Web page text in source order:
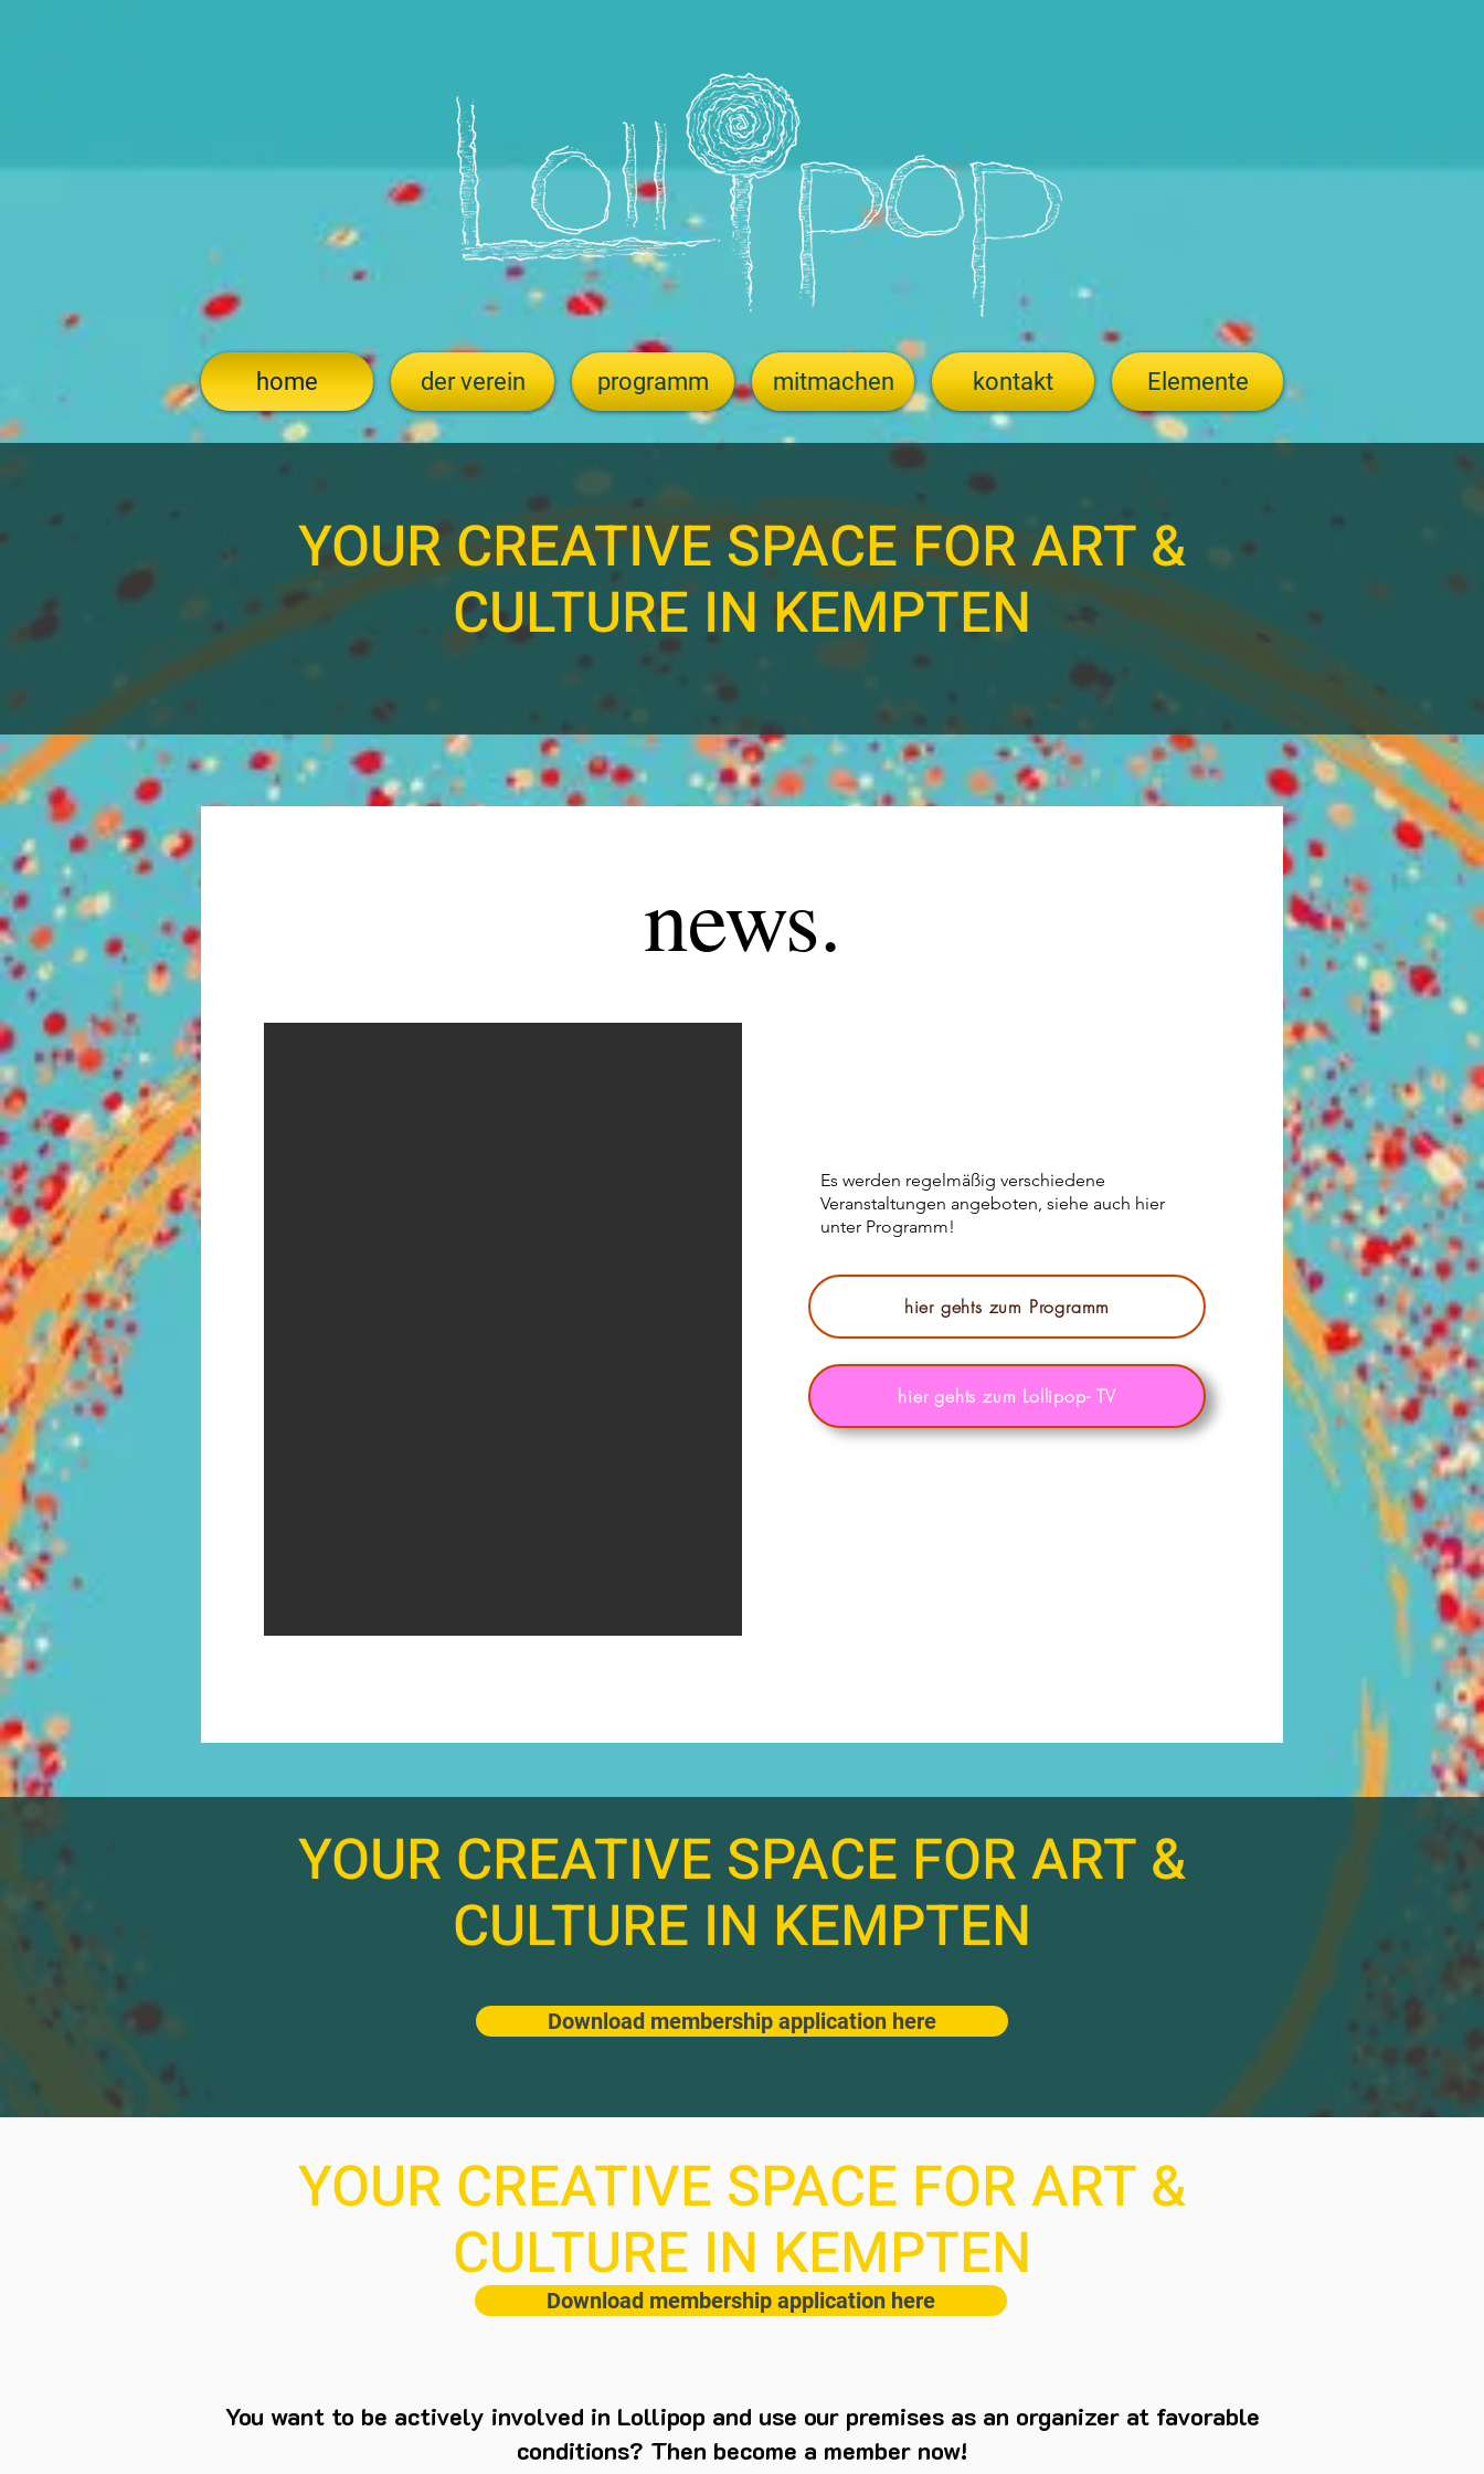
home der verein programm mitmachen kontakt Elemente
YOUR CREATIVE SPACE FOR ART &
CULTURE IN KEMPTEN
news.
Es werden regelmäßig verschiedene
Veranstaltungen angeboten, siehe auch hier
unter Programm!
hier gehts zum Programm
hier gehts zum Lollipop- TV
YOUR CREATIVE SPACE FOR ART &
CULTURE IN KEMPTEN
Download membership application here
YOUR CREATIVE SPACE FOR ART &
CULTURE IN KEMPTEN
Download membership application here
You want to be actively involved in Lollipop and use our premises as an organizer at favorable
conditions? Then become a member now!